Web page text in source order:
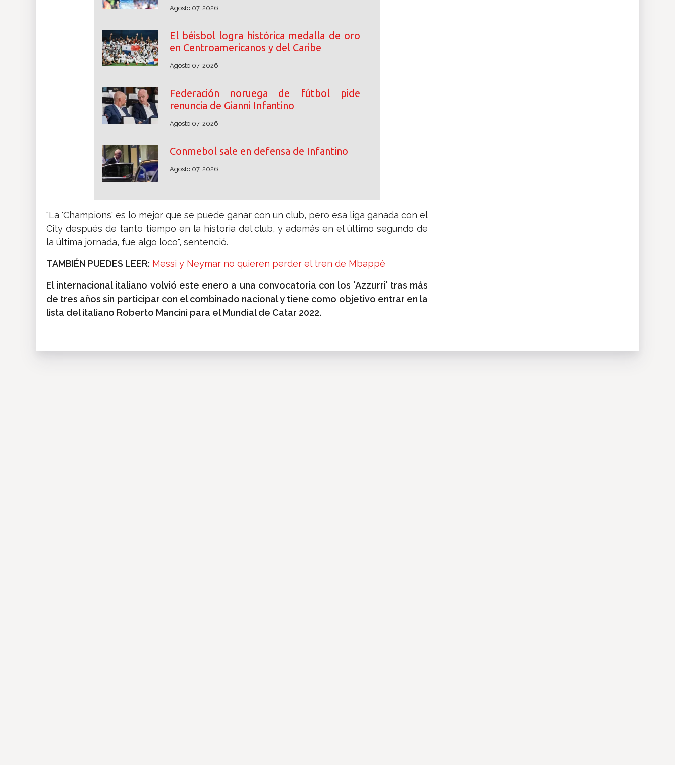
Agosto 07, 2026
El béisbol logra histórica medalla de oro
en Centroamericanos y del Caribe
Agosto 07, 2026
Federación noruega de fútbol pide
renuncia de Gianni Infantino
Agosto 07, 2026
Conmebol sale en defensa de Infantino
Agosto 07, 2026
"La 'Champions' es lo mejor que se puede ganar con un club, pero esa liga ganada con el
City después de tanto tiempo en la historia del club, y además en el último segundo de
la última jornada, fue algo loco", sentenció.
TAMBIÉN PUEDES LEER: Messi y Neymar no quieren perder el tren de Mbappé
El internacional italiano volvió este enero a una convocatoria con los 'Azzurri' tras más
de tres años sin participar con el combinado nacional y tiene como objetivo entrar en la
lista del italiano Roberto Mancini para el Mundial de Catar 2022.